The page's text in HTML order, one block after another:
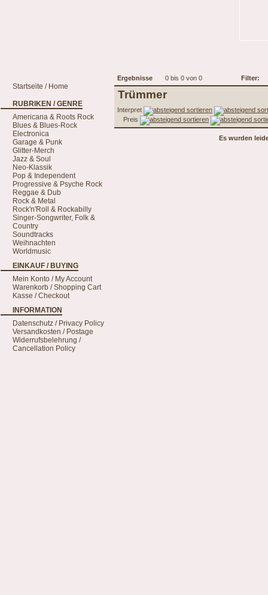
Ergebnisse 0 bis 0 von 0 Filter:
Startseite / Home
RUBRIKEN / GENRE
Americana & Roots Rock
Blues & Blues-Rock
Electronica
Garage & Punk
Glitter-Merch
Jazz & Soul
Neo-Klassik
Pop & Independent
Progressive & Psyche Rock
Reggae & Dub
Rock & Metal
Rock'n'Roll & Rockabilly
Singer-Songwriter, Folk &
Country
Soundtracks
Weihnachten
Worldmusic
EINKAUF / BUYING
Mein Konto / My Account
Warenkorb / Shopping Cart
Kasse / Checkout
INFORMATION
Datenschutz / Privacy Policy
Versandkosten / Postage
Widerrufsbelehrung /
Cancellation Policy
Trümmer
Interpret
Preis
Es wurden